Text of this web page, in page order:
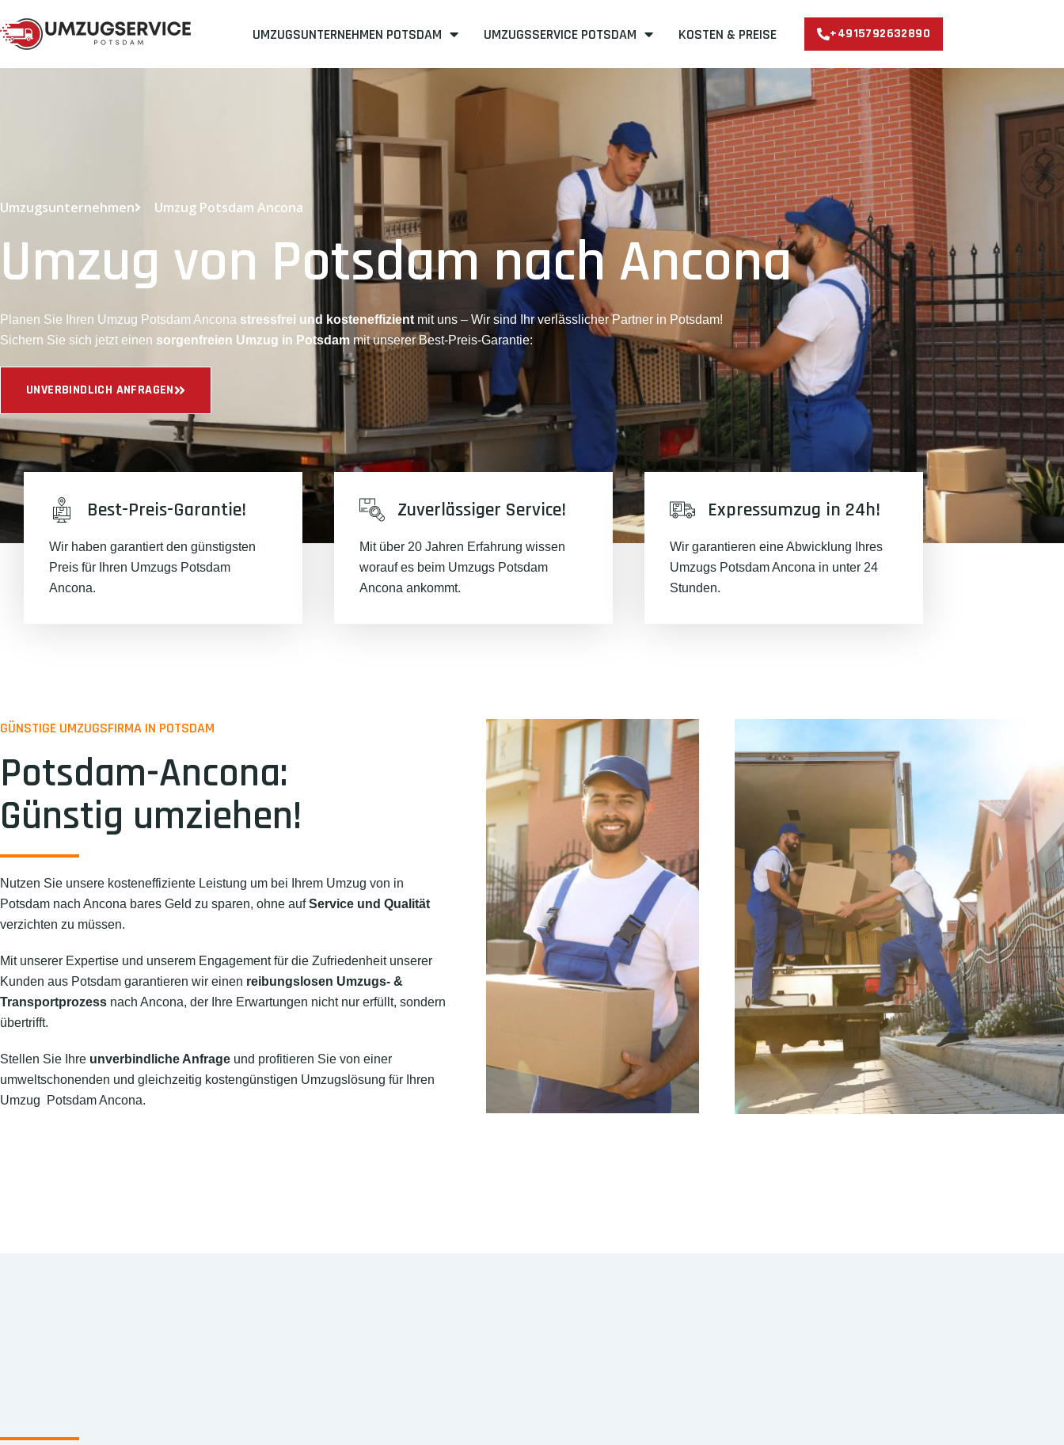
UMZUGSUNTERNEHMEN POTSDAM UMZUGSSERVICE POTSDAM KOSTEN & PREISE +4915792632890
Umzugsunternehmen Umzug Potsdam Ancona
Umzug von Potsdam nach Ancona
Planen Sie Ihren Umzug Potsdam Ancona stressfrei und kosteneffizient mit uns – Wir sind Ihr verlässlicher Partner in Potsdam!
Sichern Sie sich jetzt einen sorgenfreien Umzug in Potsdam mit unserer Best-Preis-Garantie:
UNVERBINDLICH ANFRAGEN
Best-Preis-Garantie!
Wir haben garantiert den günstigsten
Preis für Ihren Umzugs Potsdam
Ancona.
Zuverlässiger Service!
Mit über 20 Jahren Erfahrung wissen
worauf es beim Umzugs Potsdam
Ancona ankommt.
Expressumzug in 24h!
Wir garantieren eine Abwicklung Ihres
Umzugs Potsdam Ancona in unter 24
Stunden.
GÜNSTIGE UMZUGSFIRMA IN POTSDAM
Potsdam-Ancona:
Günstig umziehen!
Nutzen Sie unsere kosteneffiziente Leistung um bei Ihrem Umzug von in
Potsdam nach Ancona bares Geld zu sparen, ohne aufService und Qualität
verzichten zu müssen.
Mit unserer Expertise und unserem Engagement für die Zufriedenheit unserer
Kunden aus Potsdam garantieren wir einen reibungslosen Umzugs- &
Transportprozess nach Ancona, der Ihre Erwartungen nicht nur erfüllt, sondern
übertrifft.
Stellen Sie Ihre unverbindliche Anfrage und profitieren Sie von einer
umweltschonenden und gleichzeitig kostengünstigen Umzugslösung für Ihren
Umzug Potsdam Ancona.